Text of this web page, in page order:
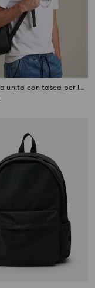
Zaino tinta unita con tasca per laptop